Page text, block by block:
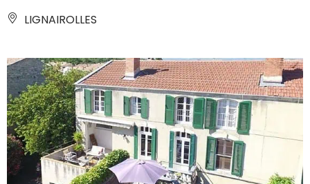
LIGNAIROLLES